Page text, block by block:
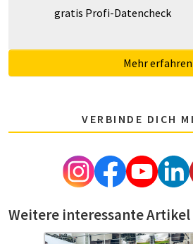
gratis Profi-Datencheck
Mehr erfahren
VERBINDE DICH
Weitere interessante Artikel